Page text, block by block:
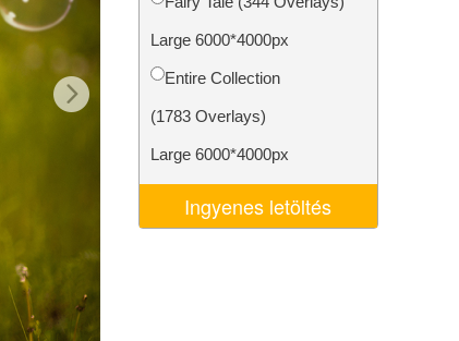
Video Editing Services
Large 6000*4000px
Entire Collection
(1783 Overlays)
Large 6000*4000px
Ingyenes letöltés